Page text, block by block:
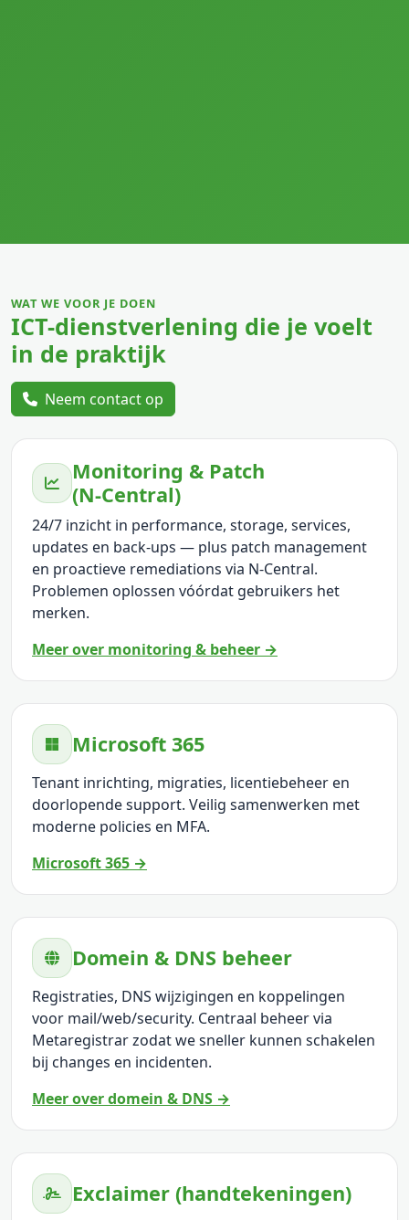
WAT WE VOOR JE DOEN
ICT-dienstverlening die je voelt
in de praktijk
Neem contact op
Monitoring & Patch
(N‑Central)
24/7 inzicht in performance, storage, services,
updates en back-ups — plus patch management
en proactieve remediations via N‑Central.
Problemen oplossen vóórdat gebruikers het
merken.
Meer over monitoring & beheer →
Microsoft 365
Tenant inrichting, migraties, licentiebeheer en
doorlopende support. Veilig samenwerken met
moderne policies en MFA.
Microsoft 365 →
Domein & DNS beheer
Registraties, DNS wijzigingen en koppelingen
voor mail/web/security. Centraal beheer via
Metaregistrar zodat we sneller kunnen schakelen
bij changes en incidenten.
Meer over domein & DNS →
Exclaimer (handtekeningen)